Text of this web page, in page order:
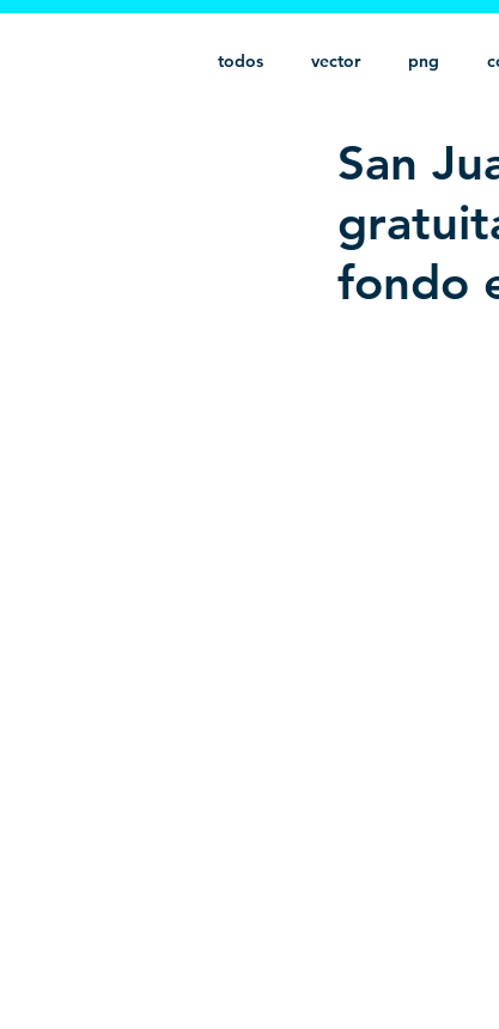
todos vector png
estampado paquetes
San
fondo